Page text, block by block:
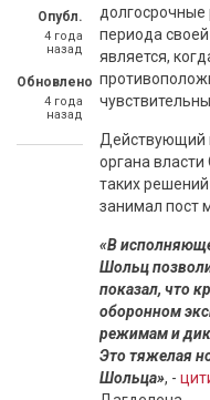
Опубл.
4 года
назад
Обновлено
4 года
назад
периода
является,
Действующий
органа
таких
занимал пост
«В
Шольц
показал, что
оборонном
режимам и
Это тяжелая
Шольца», -